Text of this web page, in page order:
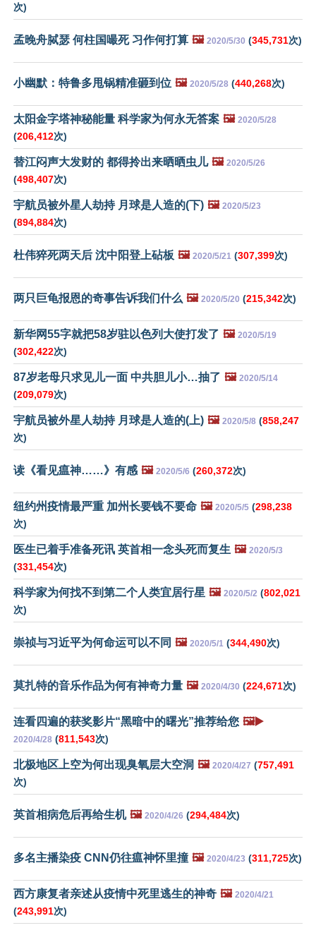
次)
孟晚舟脦瑟 何柱国嘬死 习作何打算 🖼️ 2020/5/30 (345,731次)
小幽默：特鲁多甩锅精准砸到位 🖼️ 2020/5/28 (440,268次)
太阳金字塔神秘能量 科学家为何永无答案 🖼️ 2020/5/28
(206,412次)
替江闷声大发财的 都得拎出来晒晒虫儿 🖼️ 2020/5/26
(498,407次)
宇航员被外星人劫持 月球是人造的(下) 🖼️ 2020/5/23
(894,884次)
杜伟猝死两天后 沈中阳登上砧板 🖼️ 2020/5/21 (307,399次)
两只巨龟报恩的奇事告诉我们什么 🖼️ 2020/5/20 (215,342次)
新华网55字就把58岁驻以色列大使打发了 🖼️ 2020/5/19
(302,422次)
87岁老母只求见儿一面 中共胆儿小…抽了 🖼️ 2020/5/14
(209,079次)
宇航员被外星人劫持 月球是人造的(上) 🖼️ 2020/5/8 (858,247
次)
读《看见瘟神……》有感 🖼️ 2020/5/6 (260,372次)
纽约州疫情最严重 加州长要钱不要命 🖼️ 2020/5/5 (298,238
次)
医生已着手准备死讯 英首相一念头死而复生 🖼️ 2020/5/3
(331,454次)
科学家为何找不到第二个人类宜居行星 🖼️ 2020/5/2 (802,021
次)
崇祯与习近平为何命运可以不同 🖼️ 2020/5/1 (344,490次)
莫扎特的音乐作品为何有神奇力量 🖼️ 2020/4/30 (224,671次)
连看四遍的获奖影片“黑暗中的曙光”推荐给您 🖼️▶️
2020/4/28 (811,543次)
北极地区上空为何出现臭氧层大空洞 🖼️ 2020/4/27 (757,491
次)
英首相病危后再给生机 🖼️ 2020/4/26 (294,484次)
多名主播染疫 CNN仍往瘟神怀里撞 🖼️ 2020/4/23 (311,725次)
西方康复者亲述从疫情中死里逃生的神奇 🖼️ 2020/4/21
(243,991次)